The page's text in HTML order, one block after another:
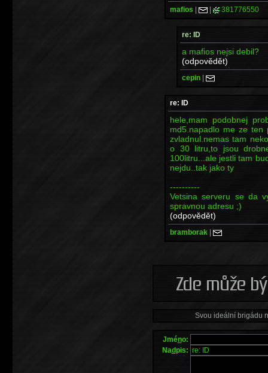
mafios | | 381776550
re: ID
a mafios nejsi debil?
(odpovědět)
cepin |
re: ID
hele,mam podobnej
md5.napadlo me ze
zvladnul.nemas tam
o 30 litru,to jsou
100litru...ale jestli tam
nejdu..tak jako ty
----------
Vetsina serveru se da
spravnou adresu ;)
(odpovědět)
bramborak |
Svou ideální brigádu
Jméno:
Nadpis: